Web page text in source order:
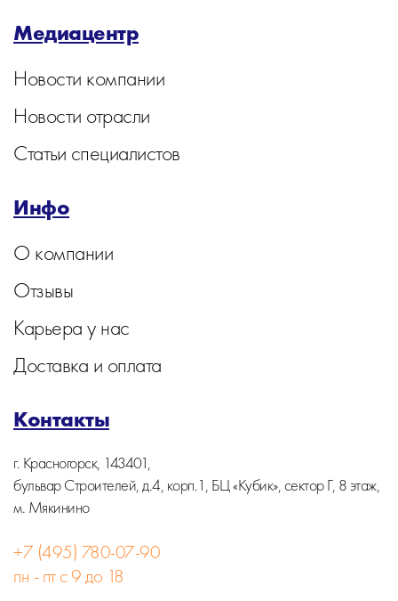
Медиацентр
Новости компании
Новости отрасли
Статьи специалистов
Инфо
О компании
Отзывы
Карьера у нас
Доставка и оплата
Контакты
г. Красногорск, 143401,
бульвар Строителей, д.4, корп.1, БЦ «Кубик», сектор Г, 8 этаж,
м. Мякинино
+7 (495) 780-07-90
пн - пт с 9 до 18